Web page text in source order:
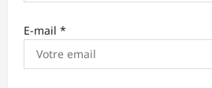
E-mail *